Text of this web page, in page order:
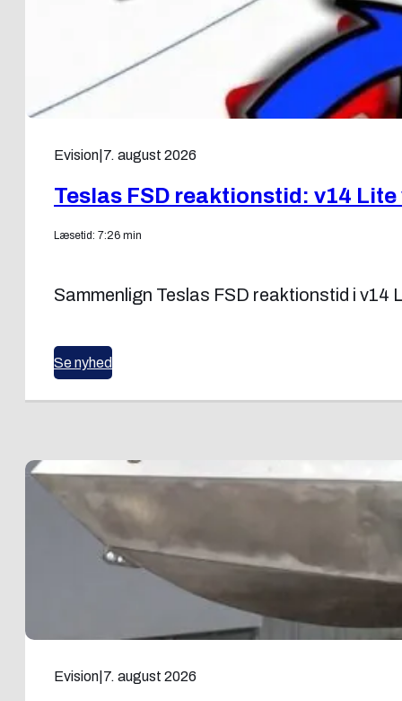
Evision 7. august 2026
Teslas FSD reaktionstid: v14 Lite
Læsetid: 7:26 min
Sammenlign Teslas FSD reaktionstid i
Se nyhed
Evision 7. august 2026